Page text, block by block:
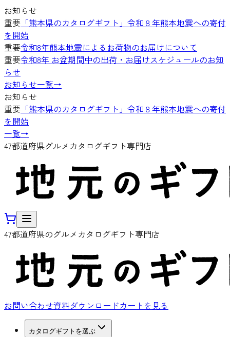
お知らせ
重要 「熊本県のカタログギフト」令和８年熊本地震への寄付
を開始
重要令和8年熊本地震によるお荷物のお届けについて
重要令和8年 お盆期間中の出荷・お届けスケジュールのお知
らせ
お知らせ一覧→
お知らせ
重要 「熊本県のカタログギフト」令和８年熊本地震への寄付
を開始
一覧→
47都道府県グルメカタログギフト専門店
47都道府県のグルメカタログギフト専門店
お問い合わせ資料ダウンロードカートを見る
カタログギフトを選ぶ